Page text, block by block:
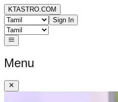
KTASTRO.COM
Sign In
Menu